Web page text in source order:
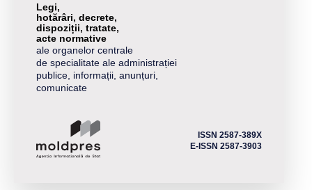
Legi,
hotărâri, decrete,
dispoziții, tratate,
acte normative
ale organelor centrale
de specialitate ale administrației
publice, informații, anunțuri,
comunicate
ISSN 2587-389X
E-ISSN 2587-3903